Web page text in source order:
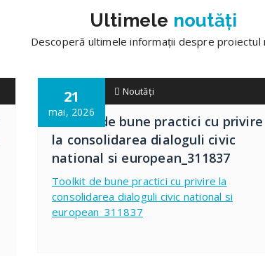
Ultimele noutăți
Descoperă ultimele informații despre proiectul
21
mai, 2026
adminteo Noutăți
Toolkit de bune practici cu privire
la consolidarea dialoguli civic
national si european_311837
Toolkit de bune practici cu privire la
consolidarea dialoguli civic national si
european_311837